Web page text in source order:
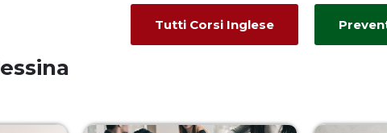
Tutti Corsi Inglese